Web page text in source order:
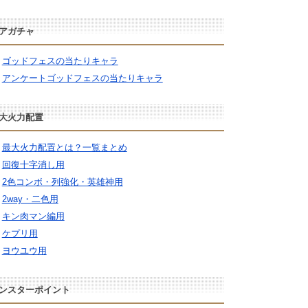
ガチャ
ゴッドフェスの当たりキャラ
アンケートゴッドフェスの当たりキャラ
火力配置
最大火力配置とは？一覧まとめ
回復十字消し用
2色コンボ・列強化・英雄神用
2way・二色用
キン肉マン編用
ケプリ用
ヨウユウ用
スターポイント